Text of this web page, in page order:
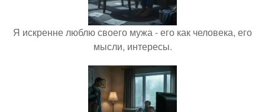
Я искренне люблю своего мужа - его как человека, его
мысли, интересы.